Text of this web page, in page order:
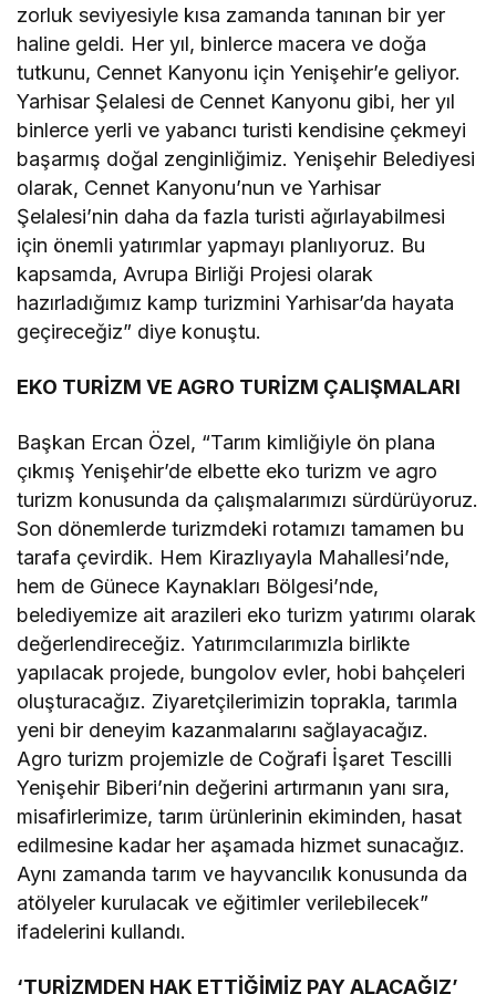
zorluk seviyesiyle kısa zamanda tanınan bir yer
haline geldi. Her yıl, binlerce macera ve doğa
tutkunu, Cennet Kanyonu için Yenişehir’e geliyor.
Yarhisar Şelalesi de Cennet Kanyonu gibi, her yıl
binlerce yerli ve yabancı turisti kendisine çekmeyi
başarmış doğal zenginliğimiz. Yenişehir Belediyesi
olarak, Cennet Kanyonu’nun ve Yarhisar
Şelalesi’nin daha da fazla turisti ağırlayabilmesi
için önemli yatırımlar yapmayı planlıyoruz. Bu
kapsamda, Avrupa Birliği Projesi olarak
hazırladığımız kamp turizmini Yarhisar’da hayata
geçireceğiz” diye konuştu.
EKO TURİZM VE AGRO TURİZM ÇALIŞMALARI
Başkan Ercan Özel, “Tarım kimliğiyle ön plana
çıkmış Yenişehir’de elbette eko turizm ve agro
turizm konusunda da çalışmalarımızı sürdürüyoruz.
Son dönemlerde turizmdeki rotamızı tamamen bu
tarafa çevirdik. Hem Kirazlıyayla Mahallesi’nde,
hem de Günece Kaynakları Bölgesi’nde,
belediyemize ait arazileri eko turizm yatırımı olarak
değerlendireceğiz. Yatırımcılarımızla birlikte
yapılacak projede, bungolov evler, hobi bahçeleri
oluşturacağız. Ziyaretçilerimizin toprakla, tarımla
yeni bir deneyim kazanmalarını sağlayacağız.
Agro turizm projemizle de Coğrafi İşaret Tescilli
Yenişehir Biberi’nin değerini artırmanın yanı sıra,
misafirlerimize, tarım ürünlerinin ekiminden, hasat
edilmesine kadar her aşamada hizmet sunacağız.
Aynı zamanda tarım ve hayvancılık konusunda da
atölyeler kurulacak ve eğitimler verilebilecek”
ifadelerini kullandı.
‘TURİZMDEN HAK ETTİĞİMİZ PAY ALACAĞIZ’